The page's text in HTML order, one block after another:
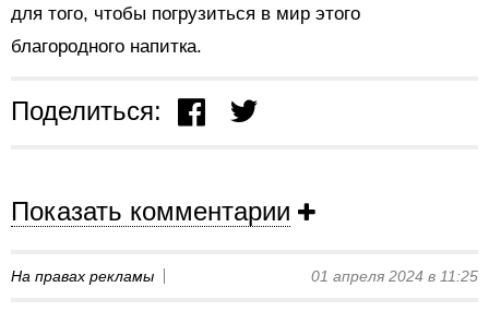
для того, чтобы погрузиться в мир этого
благородного напитка.
Поделиться:
Показать комментарии
На правах рекламы 01 апреля 2024 в 11:25